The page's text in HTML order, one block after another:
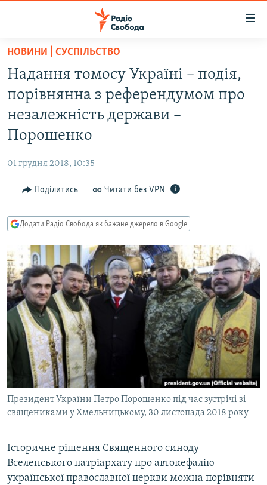
Перейти
основного
матеріалу
Перейти
до
основної
Перейти
пошуку
ВСЕ ЗА ДОБУ
СТАТТІ
СУСПІЛЬСТВО
КУЛЬТУРА
СПОРТ
СВІТ
ВІЙНА
ДОНБАС.РЕАЛІЇ
КРИМ.РЕАЛІЇ
ТИ ЯК?
КИТАЙ.ВИКЛИКИ
МУЛЬТИМЕДІА
ФОТО
СПЕЦПРОЄКТИ
ПОДКАСТИ
КРИМ РЕАЛІЇ
РУС
УКР
ДОЛУЧАЙСЯ!
НОВИНИ | СУСПІЛЬСТВО
Надання томосу Україні – подія,
порівнянна з референдумом про
незалежність держави –
Порошенко
01 грудня 2018, 10:35
Поділитись Читати без VPN
Додати Радіо Свобода як бажане джерело в Google
Президент України Петро Порошенко під час зустрічі зі
священиками у Хмельницькому, 30 листопада 2018 року
Історичне рішення Священного синоду
Вселенського патріархату про автокефалію
української православної церкви можна порівняти